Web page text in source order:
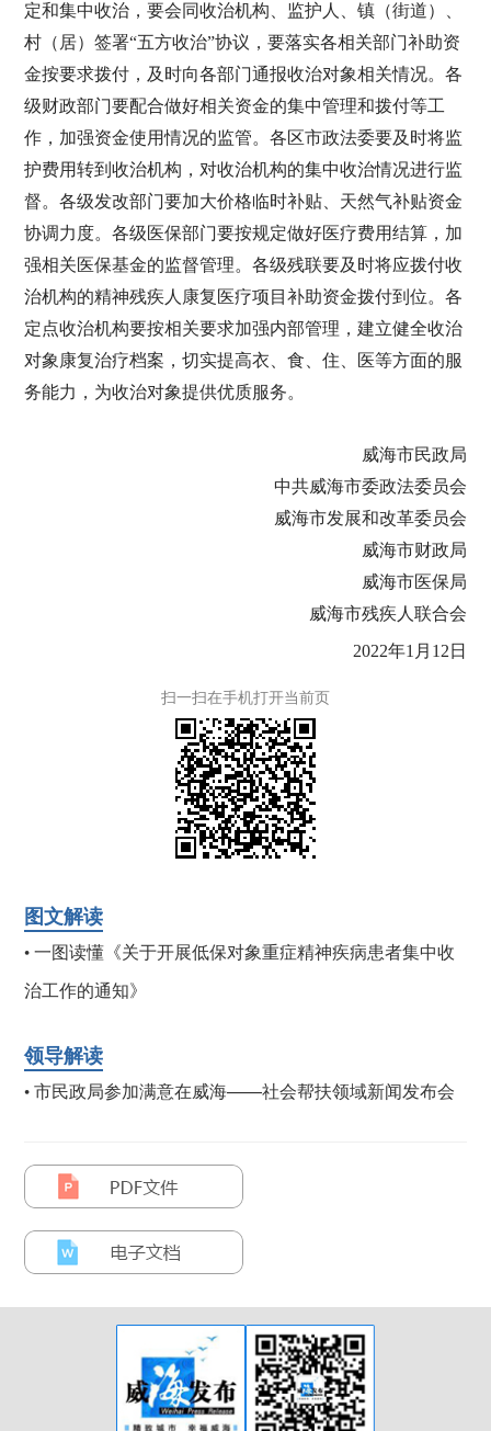
定和集中收治，要会同收治机构、监护人、镇（街道）、
村（居）签署“五方收治”协议，要落实各相关部门补助资
金按要求拨付，及时向各部门通报收治对象相关情况。各
级财政部门要配合做好相关资金的集中管理和拨付等工
作，加强资金使用情况的监管。各区市政法委要及时将监
护费用转到收治机构，对收治机构的集中收治情况进行监
督。各级发改部门要加大价格临时补贴、天然气补贴资金
协调力度。各级医保部门要按规定做好医疗费用结算，加
强相关医保基金的监督管理。各级残联要及时将应拨付收
治机构的精神残疾人康复医疗项目补助资金拨付到位。各
定点收治机构要按相关要求加强内部管理，建立健全收治
对象康复治疗档案，切实提高衣、食、住、医等方面的服
务能力，为收治对象提供优质服务。
威海市民政局
中共威海市委政法委员会
威海市发展和改革委员会
威海市财政局
威海市医保局
威海市残疾人联合会
2022年1月12日
扫一扫在手机打开当前页
图文解读
•一图读懂《关于开展低保对象重症精神疾病患者集中收
治工作的通知》
领导解读
•市民政局参加满意在威海——社会帮扶领域新闻发布会